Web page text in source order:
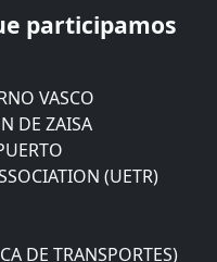
participamos
DEL
VASCO
DE ZAISA
(UETR)
DE TRANSPORTES)